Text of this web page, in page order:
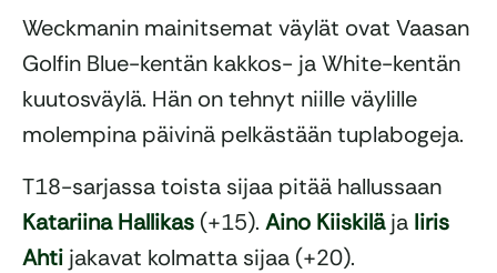
Weckmanin mainitsemat väylät ovat Vaasan
Golfin Blue-kentän kakkos- ja White-kentän
kuutosväylä. Hän on tehnyt niille väylille
molempina päivinä pelkästään tuplabogeja.
T18-sarjassa toista sijaa pitää hallussaan
Katariina Hallikas (+15). Aino Kiiskiläja Iiris
Ahti jakavat kolmatta sijaa (+20).